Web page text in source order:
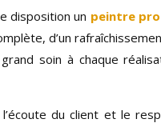
disposition un peintre
d’un
soin à chaque
du client et le